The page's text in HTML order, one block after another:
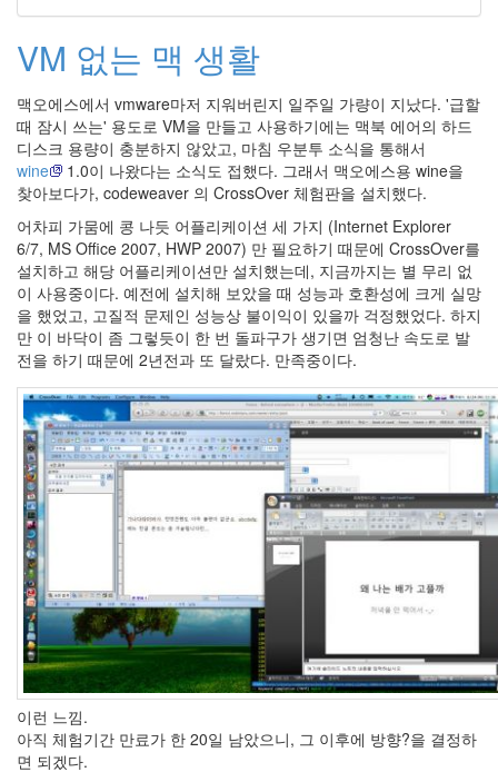
VM 없는 맥 생활
맥오에스에서 vmware마저 지워버린지 일주일 가량이 지났다. '급할
때 잠시 쓰는' 용도로 VM을 만들고 사용하기에는 맥북 에어의 하드
디스크 용량이 충분하지 않았고, 마침 우분투 소식을 통해서
wine
1.0이 나왔다는 소식도 접했다. 그래서 맥오에스용 wine을
찾아보다가, codeweaver 의 CrossOver 체험판을 설치했다.
어차피 가뭄에 콩 나듯 어플리케이션 세 가지 (Internet Explorer
6/7, MS Office 2007, HWP 2007) 만 필요하기 때문에 CrossOver를
설치하고 해당 어플리케이션만 설치했는데, 지금까지는 별 무리 없
이 사용중이다. 예전에 설치해 보았을 때 성능과 호환성에 크게 실망
을 했었고, 고질적 문제인 성능상 불이익이 있을까 걱정했었다. 하지
만 이 바닥이 좀 그렇듯이 한 번 돌파구가 생기면 엄청난 속도로 발
전을 하기 때문에 2년전과 또 달랐다. 만족중이다.
이런 느낌.
아직 체험기간 만료가 한 20일 남았으니, 그 이후에 방향?을 결정하
면 되겠다.
화]
인
이
드
아
웃
LG
전
자
모
바
일
부
불
몇
가
지
계
획
clear
미
디
어
계,
변
화,
슬